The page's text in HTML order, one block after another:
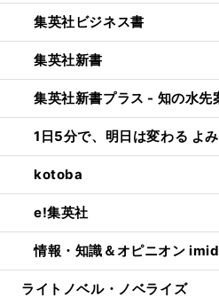
集英社ビジネス書
集英社新書
集英社新書プラス - 知の水先
1日5分で、明日は変わる よ
kotoba
e!集英社
情報・知識＆オピニオン
ライトノベル・ノベライズ